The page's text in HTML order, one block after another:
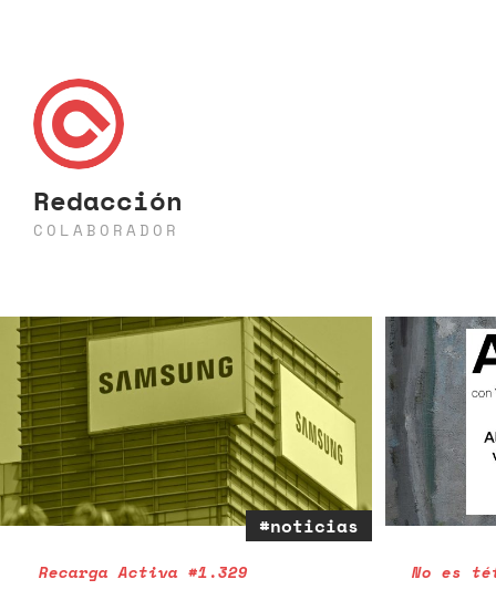
Redacción
COLABORADOR
#noticias
Recarga Activa #1.329 No es